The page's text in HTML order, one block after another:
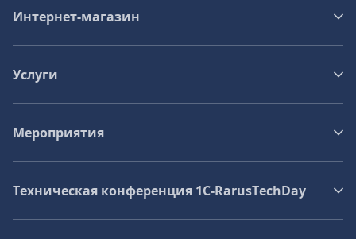
Интернет-магазин
Услуги
Мероприятия
Техническая конференция 1C‑RarusTechDay